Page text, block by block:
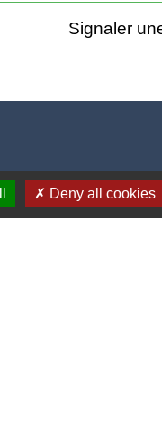
Signaler
Deny all cookies